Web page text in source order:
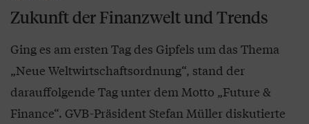
Zukunft der Finanzwelt und Trends
Ging es am ersten Tag des Gipfels um das Thema
„Neue Weltwirtschaftsordnung“, stand der
darauffolgende Tag unter dem Motto „Future &
Finance“. GVB-Präsident Stefan Müller diskutierte